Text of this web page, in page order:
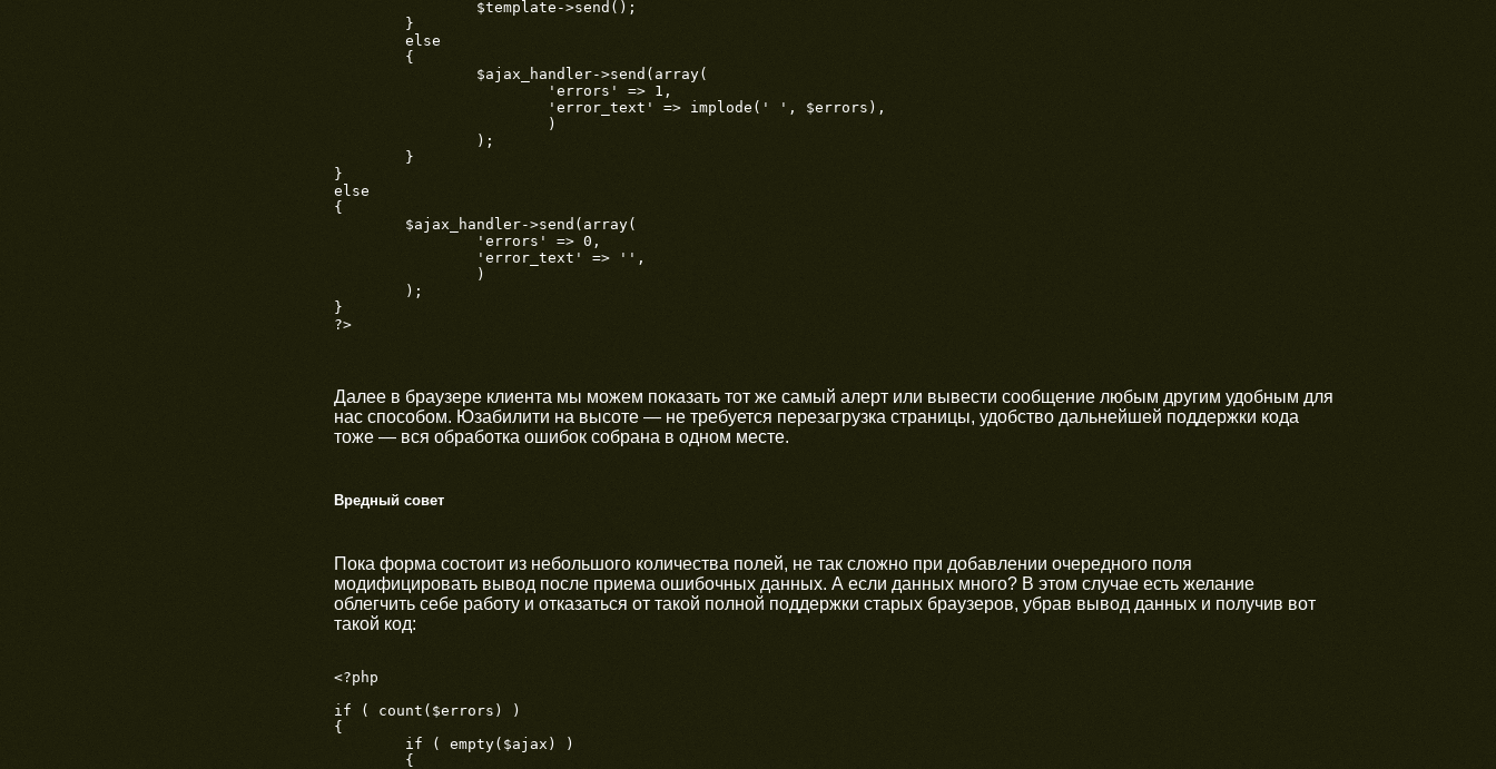
}
else
{
}
?>
Далее в браузере клиента мы можем показать тот же самый алерт или вывести сообщение любым другим удобным для
нас способом. Юзабилити на высоте — не требуется перезагрузка страницы, удобство дальнейшей поддержки кода
тоже — вся обработка ошибок собрана в одном месте.
Вредный совет
Пока форма состоит из небольшого количества полей, не так сложно при добавлении очередного поля
модифицировать вывод после приема ошибочных данных. А если данных много? В этом случае есть желание
облегчить себе работу и отказаться от такой полной поддержки старых браузеров, убрав вывод данных и получив вот
такой код:
<?php
if ( count($errors) )
{